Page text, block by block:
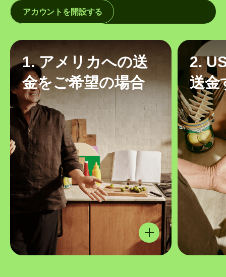
アカウントを開設する
1. アメリカへの送
金をご希望の場合
2.
送金